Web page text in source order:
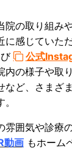
院の取り組み
に感じていた
公式
内の様子や取
など、さまざ
雰囲気や診療
動画 もホーム